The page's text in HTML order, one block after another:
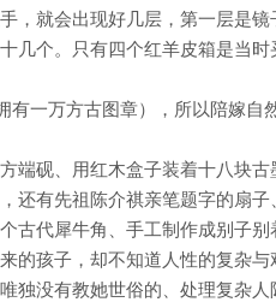
，就会出现好几层，第一层是
几个。只有四个红羊皮箱是当
有一万方古图章），所以陪嫁
端砚、用红木盒子装着十八块
还有先祖陈介祺亲笔题字的扇
古代犀牛角、手工制作成别子别
的孩子，却不知道人性的复杂
独没有教她世俗的、处理复杂人